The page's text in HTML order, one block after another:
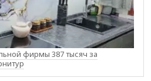
фирмы 387 тысяч за